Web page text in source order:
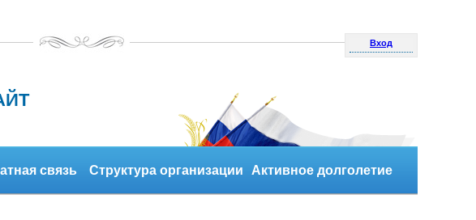
Вход
связь Структура организации Активное долголетие